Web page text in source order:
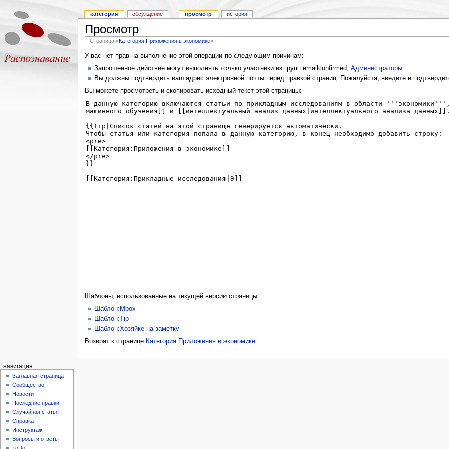
Просмотр
Страница «Категория:Приложения в экономике»
У вас нет прав на выполнение этой операции по следующим причинам:
Запрошенное действие могут выполнять только участники из групп emailconfirmed, Администраторы.
Вы должны подтвердить ваш адрес электронной почты перед правкой страниц. Пожалуйста, введите и
Вы можете просмотреть и скопировать исходный текст этой страницы:
Шаблоны, использованные на текущей версии страницы:
Шаблон:Mbox
Шаблон:Tip
Шаблон:Хозяйке на заметку
Возврат к странице Категория:Приложения в экономике.
категория обсуждение просмотр история
навигация
Заглавная страница
Сообщество
Новости
Последние правки
Случайная статья
Справка
Инструктаж
Вопросы и ответы